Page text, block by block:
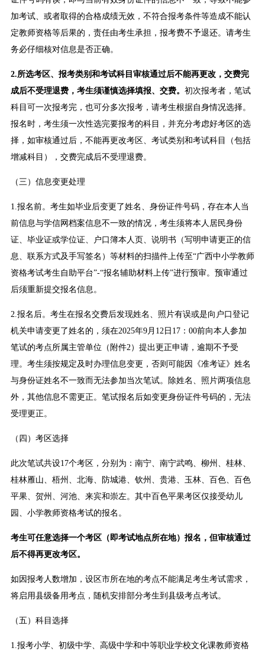
加考试、或者取得的合格成绩无效，不符合报考条件等造成不能认
定教师资格等后果的，责任由考生承担，报考费不予退还。请考生
务必仔细核对信息是否正确。
2.所选考区、报考类别和考试科目审核通过后不能再更改，交费完
成后不受理退费，考生须谨慎选择填报、交费。 初次报考者，笔试
科目可一次报考完，也可分多次报考，请考生根据自身情况选择。
报名时，考生须一次性选完要报考的科目，并充分考虑好考区的选
择，如审核通过后，不能再更改考区、考试类别和考试科目（包括
增减科目），交费完成后不受理退费。
（三）信息变更处理
1.报名前。考生如毕业后变更了姓名、身份证件号码，存在本人当
前信息与学信网档案信息不一致的情况，考生须将本人居民身份
证、毕业证或学位证、户口簿本人页、说明书（写明申请更正的信
息、联系方式及手写签名）等材料的扫描件上传至“广西中小学教师
资格考试考生自助平台”-“报名辅助材料上传”进行预审。预审通过
后须重新提交报名信息。
2.报名后。考生在报名交费后发现姓名、照片有误或是向户口登记
机关申请变更了姓名的，须在2025年9月12日17：00前向本人参加
笔试的考点所属主管单位（附件2）提出更正申请，逾期不予受
理。考生须按规定及时办理信息变更，否则可能因《准考证》姓名
与身份证姓名不一致而无法参加当次笔试。除姓名、照片两项信息
外，其他信息不需更正。笔试报名后如变更身份证件号码的，无法
受理更正。
（四）考区选择
此次笔试共设17个考区，分别为：南宁、南宁武鸣、柳州、桂林、
桂林雁山、梧州、北海、防城港、钦州、贵港、玉林、百色、百色
平果、贺州、河池、来宾和崇左。其中百色平果考区仅接受幼儿
园、小学教师资格考试的报名。
考生可任意选择一个考区（即考试地点所在地）报名，但审核通过
后不得再更改考区。
如因报考人数增加，设区市所在地的考点不能满足考生考试需求，
将启用县级备用考点，随机安排部分考生到县级考点考试。
（五）科目选择
1.报考小学、初级中学、高级中学和中等职业学校文化课教师资格